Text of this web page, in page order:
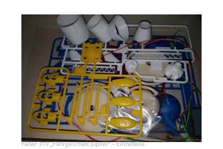
Faller 319 „Fahrgeschäft Jupiter“ – Einzelteile